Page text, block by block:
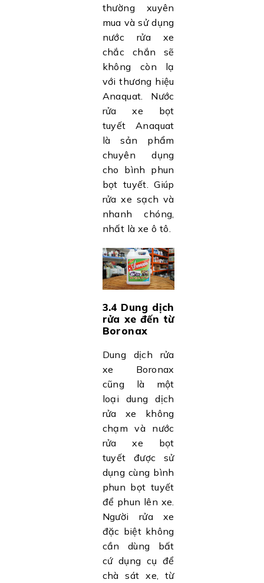
thường xuyên
mua và sử dụng
nước rửa xe
chắc chắn sẽ
không còn lạ
với thương hiệu
Anaquat. Nước
rửa xe bọt
tuyết Anaquat
là sản phẩm
chuyên dụng
cho bình phun
bọt tuyết. Giúp
rửa xe sạch và
nhanh chóng,
nhất là xe ô tô.
3.4 Dung dịch
rửa xe đến từ
Boronax
Dung dịch rửa
xe Boronax
cũng là một
loại dung dịch
rửa xe không
chạm và nước
rửa xe bọt
tuyết được sử
dụng cùng bình
phun bọt tuyết
để phun lên xe.
Người rửa xe
đặc biệt không
cần dùng bất
cứ dụng cụ để
chà sát xe, từ